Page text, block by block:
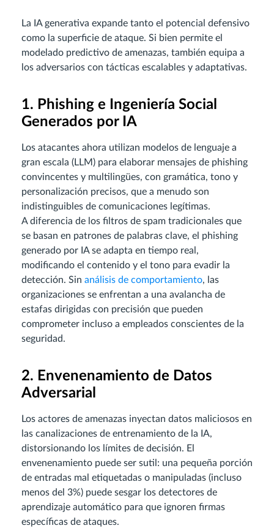
La IA generativa expande tanto el potencial defensivo
como la superficie de ataque. Si bien permite el
modelado predictivo de amenazas, también equipa a
los adversarios con tácticas escalables y adaptativas.
1. Phishing e Ingeniería Social
Generados por IA
Los atacantes ahora utilizan modelos de lenguaje a
gran escala (LLM) para elaborar mensajes de phishing
convincentes y multilingües, con gramática, tono y
personalización precisos, que a menudo son
indistinguibles de comunicaciones legítimas.
A diferencia de los filtros de spam tradicionales que
se basan en patrones de palabras clave, el phishing
generado por IA se adapta en tiempo real,
modificando el contenido y el tono para evadir la
detección. Sin análisis de comportamiento, las
organizaciones se enfrentan a una avalancha de
estafas dirigidas con precisión que pueden
comprometer incluso a empleados conscientes de la
seguridad.
2. Envenenamiento de Datos
Adversarial
Los actores de amenazas inyectan datos maliciosos en
las canalizaciones de entrenamiento de la IA,
distorsionando los límites de decisión. El
envenenamiento puede ser sutil: una pequeña porción
de entradas mal etiquetadas o manipuladas (incluso
menos del 3%) puede sesgar los detectores de
aprendizaje automático para que ignoren firmas
específicas de ataques.